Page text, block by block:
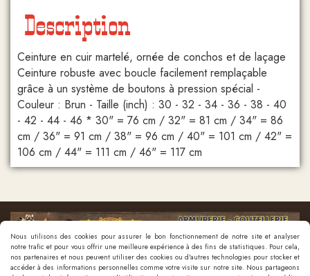
Description
Ceinture en cuir martelé, ornée de conchos et de laçage
Ceinture robuste avec boucle facilement remplaçable
grâce à un système de boutons à pression spécial -
Couleur : Brun - Taille (inch) : 30 - 32 - 34 - 36 - 38 - 40
- 42 - 44 - 46 * 30" = 76 cm / 32" = 81 cm / 34" = 86
cm / 36" = 91 cm / 38" = 96 cm / 40" = 101 cm / 42" =
106 cm / 44" = 111 cm / 46" = 117 cm
Nous utilisons des cookies pour assurer le bon fonctionnement de notre site et analyser
notre trafic et pour vous offrir une meilleure expérience à des fins de statistiques. Pour cela,
nos partenaires et nous peuvent utiliser des cookies ou d'autres technologies pour stocker et
accéder à des informations personnelles comme votre visite sur notre site. Nous partageons